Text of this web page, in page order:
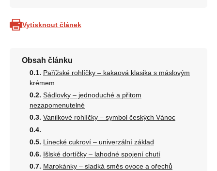
Vytisknout článek
Obsah článku
Pařížské rohlíčky – kakaová klasika s máslovým
krémem
Sádlovky – jednoduché a přitom
nezapomenutelné
Vanilkové rohlíčky – symbol českých Vánoc
Linecké cukroví – univerzální základ
Išlské dortíčky – lahodné spojení chutí
Marokánky – sladká směs ovoce a ořechů